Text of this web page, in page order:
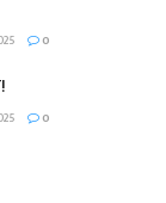
0
0